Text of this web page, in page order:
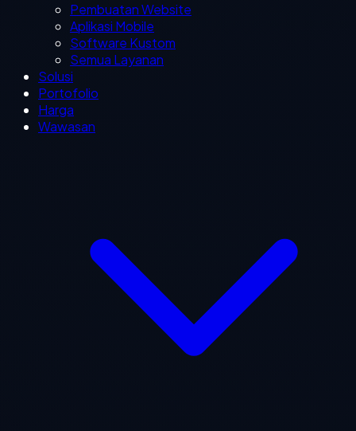
Pembuatan Website
Aplikasi Mobile
Software Kustom
Semua Layanan
Solusi
Portofolio
Harga
Wawasan